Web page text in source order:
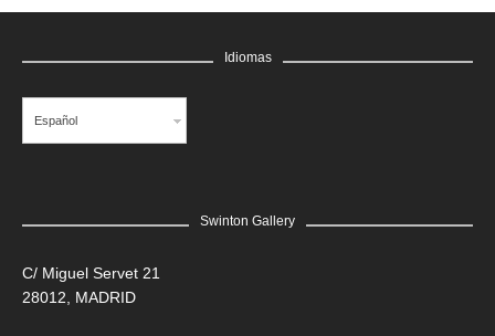
Idiomas
Español
Swinton Gallery
C/ Miguel Servet 21
28012, MADRID